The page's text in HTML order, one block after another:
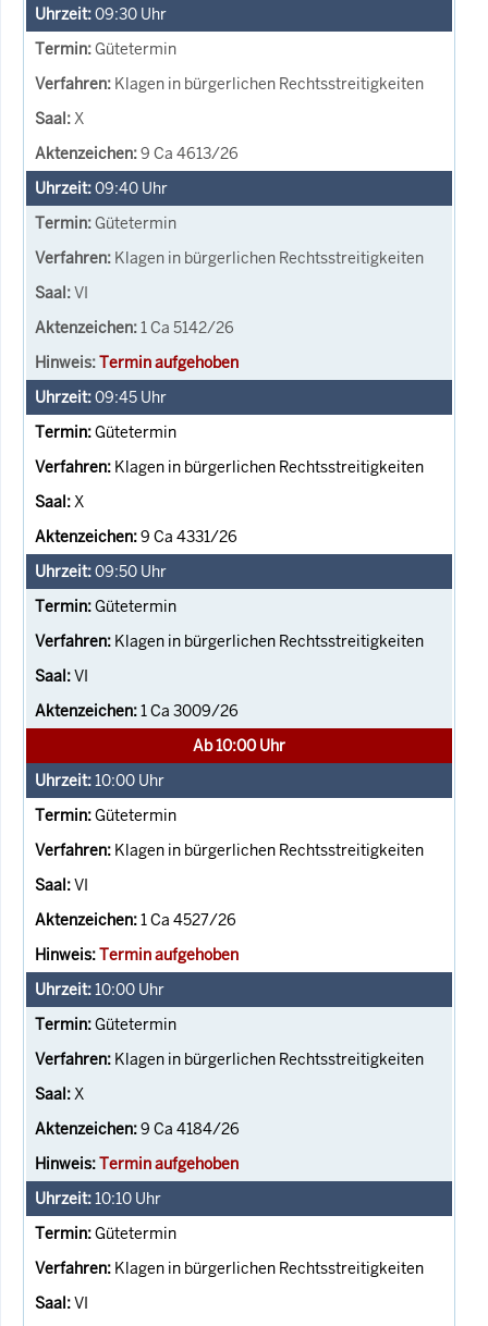
09:30 Uhr
Gütetermin
Klagen in bürgerlichen Rechtsstreitigkeiten
X
9 Ca 4613/26
09:40 Uhr
Gütetermin
Klagen in bürgerlichen Rechtsstreitigkeiten
VI
1 Ca 5142/26
Termin aufgehoben
09:45 Uhr
Gütetermin
Klagen in bürgerlichen Rechtsstreitigkeiten
X
9 Ca 4331/26
09:50 Uhr
Gütetermin
Klagen in bürgerlichen Rechtsstreitigkeiten
VI
1 Ca 3009/26
Ab 10:00 Uhr
10:00 Uhr
Gütetermin
Klagen in bürgerlichen Rechtsstreitigkeiten
VI
1 Ca 4527/26
Termin aufgehoben
10:00 Uhr
Gütetermin
Klagen in bürgerlichen Rechtsstreitigkeiten
X
9 Ca 4184/26
Termin aufgehoben
10:10 Uhr
Gütetermin
Klagen in bürgerlichen Rechtsstreitigkeiten
VI